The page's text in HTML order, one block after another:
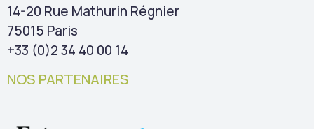
14-20 Rue Mathurin Régnier
75015 Paris
+33 (0)2 34 40 00 14
NOS PARTENAIRES